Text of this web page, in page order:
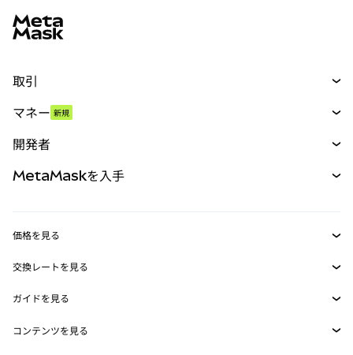
取引
パーペチュアル
RWA
マネー 新規
開発者
MetaMask Connect
Snaps
Web3サービス
MetaMaskを入手
セキュリティ
サポート
価格を見る
イーサリアムの価格
Solanaの価格
交換レートを見る
ETH→USD
USDT→INR
ガイドを見る
ETHの購入
コンテンツを見る